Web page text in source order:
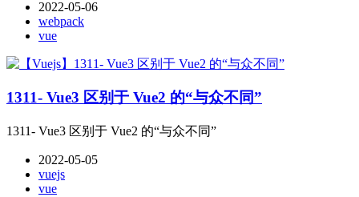
2022-05-06
webpack
vue
1311- Vue3 区别于 Vue2 的“与众不同”
1311- Vue3 区别于 Vue2 的“与众不同”
2022-05-05
vuejs
vue